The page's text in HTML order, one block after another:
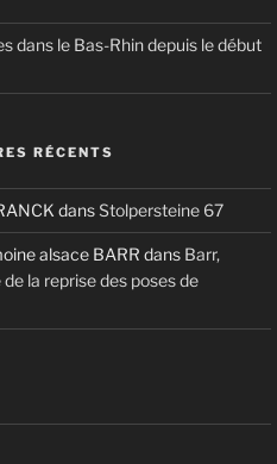
dans le Bas-Rhin depuis le début
RÉCENTS
dansStolpersteine 67
alsace BARR dans Barr,
la reprise des poses de